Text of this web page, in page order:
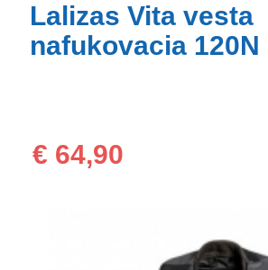
Lalizas Vita vesta
nafukovacia 120N
€ 64,90